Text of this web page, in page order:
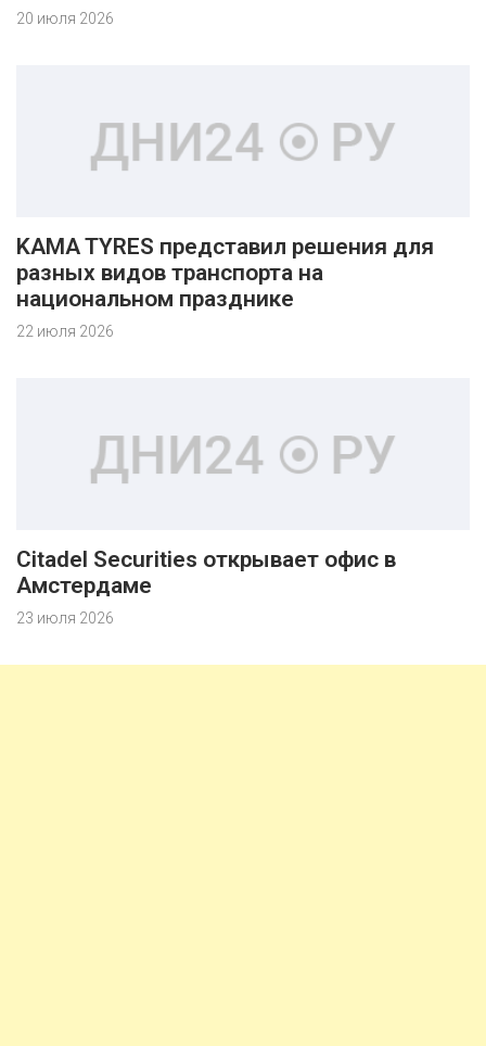
20 июля 2026
KAMA TYRES представил решения для
разных видов транспорта на
национальном празднике
22 июля 2026
Citadel Securities открывает офис в
Амстердаме
23 июля 2026